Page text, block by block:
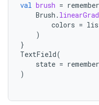
val brush = remember
Brush .
colors =
)
}
TextField(
state =
)